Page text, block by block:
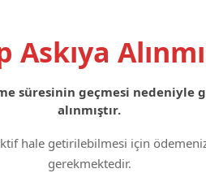
Askıya
süresinin geçmesi nedeniyle
alınmıştır.
hale getirilebilmesi için
gerekmektedir.